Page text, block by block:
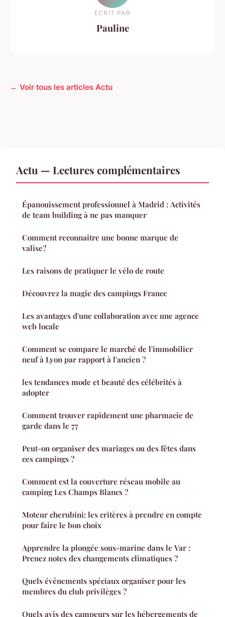
ECRIT PAR
Pauline
← Voir tous les articles Actu
Actu — Lectures complémentaires
Épanouissement professionnel à Madrid : Activités
de team building à ne pas manquer
Comment reconnaitre une bonne marque de
valise?
Les raisons de pratiquer le vélo de route
Découvrez la magie des campings France
Les avantages d'une collaboration avec une agence
web locale
Comment se compare le marché de l'immobilier
neuf à Lyon par rapport à l'ancien ?
les tendances mode et beauté des célébrités à
adopter
Comment trouver rapidement une pharmacie de
garde dans le 77
Peut-on organiser des mariages ou des fêtes dans
ces campings ?
Comment est la couverture réseau mobile au
camping Les Champs Blancs ?
Moteur cherubini: les critères à prendre en compte
pour faire le bon choix
Apprendre la plongée sous-marine dans le Var :
Prenez notes des changements climatiques ?
Quels événements spéciaux organiser pour les
membres du club privilèges ?
Quels avis des campeurs sur les hébergements de